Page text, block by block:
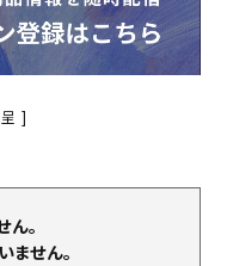
]
。
ません。